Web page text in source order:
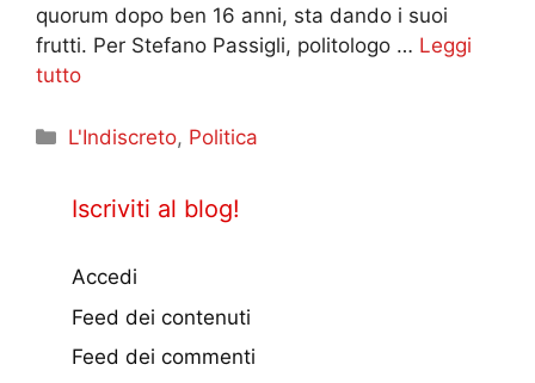
quorum dopo ben 16 anni, sta dando i suoi
frutti. Per Stefano Passigli, politologo … Leggi
tutto
Categorie
L'Indiscreto, Politica
Iscriviti al blog!
Accedi
Feed dei contenuti
Feed dei commenti